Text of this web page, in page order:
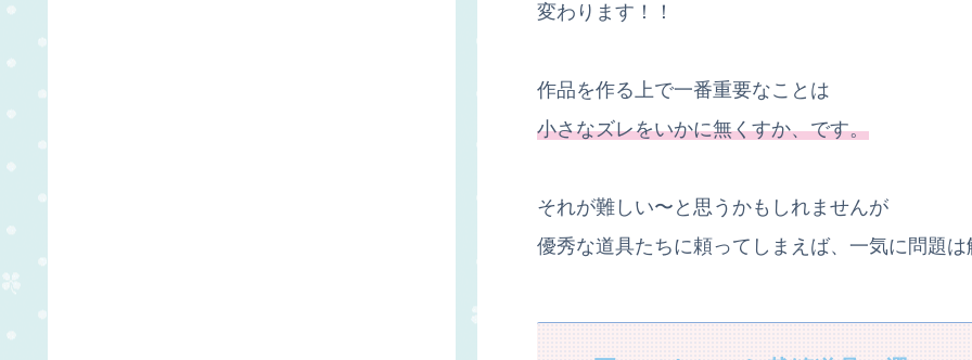
変わります！！
作品を作る上で一番重要なことは
小さなズレをいかに無くすか、です。
それが難しい〜と思うかもしれませんが
優秀な道具たちに頼ってしまえば、一気に問題